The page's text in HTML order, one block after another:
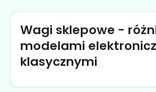
Wagi sklepowe -
modelami
klasycznymi